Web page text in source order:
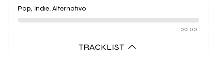
Pop, Indie, Alternativo
00:00
TRACKLIST